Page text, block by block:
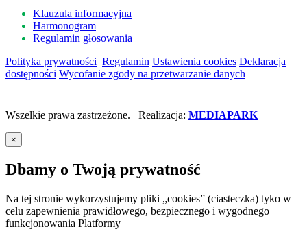
Klauzula informacyjna
Harmonogram
Regulamin głosowania
Polityka prywatności Regulamin Ustawienia cookies Deklaracja
dostępności Wycofanie zgody na przetwarzanie danych
Wszelkie prawa zastrzeżone. Realizacja: MEDIAPARK
×
Dbamy o Twoją prywatność
Na tej stronie wykorzystujemy pliki „cookies” (ciasteczka) tyko w
celu zapewnienia prawidłowego, bezpiecznego i wygodnego
funkcjonowania Platformy